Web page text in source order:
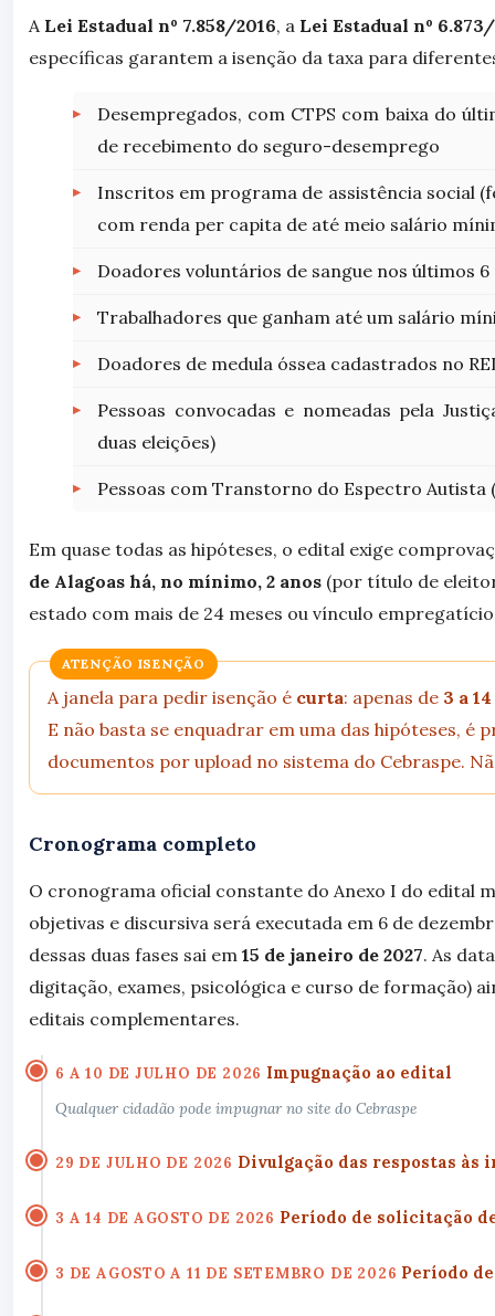
A Lei Estadual nº 7.858/2016, a Lei Estadual nº
específicas garantem a isenção da taxa para
Desempregados, com CTPS com baixa do
de recebimento do seguro-desemprego
Inscritos em programa de assistência social
com renda per capita de até meio salário
Doadores voluntários de sangue nos últimos 6
Trabalhadores que ganham até um salário
Doadores de medula óssea cadastrados no
Pessoas convocadas e nomeadas pela
duas eleições)
Pessoas com Transtorno do Espectro Autista
Em quase todas as hipóteses, o edital exige
de Alagoas há, no mínimo, 2 anos (por título de
estado com mais de 24 meses ou vínculo
ATENÇÃO ISENÇÃO
A janela para pedir isenção é curta: apenas de 3 a
E não basta se enquadrar em uma das hipóteses, é
documentos por upload no sistema do Cebraspe.
Cronograma completo
O cronograma oficial constante do Anexo I do edital
objetivas e discursiva será executada em 6 de
dessas duas fases sai em 15 de janeiro de 2027. As
digitação, exames, psicológica e curso de formação)
editais complementares.
6 A 10 DE JULHO DE 2026 Impugnação ao edital
Qualquer cidadão pode impugnar no site do Cebraspe
29 DE JULHO DE 2026 Divulgação das respostas às
3 A 14 DE AGOSTO DE 2026 Período de solicitação
3 DE AGOSTO A 11 DE SETEMBRO DE 2026 Período